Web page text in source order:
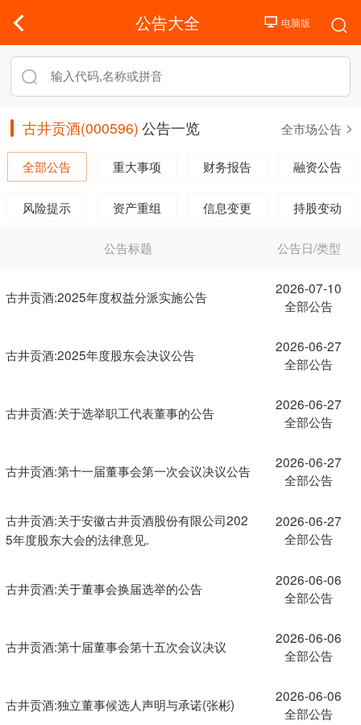
公告大全
古井贡酒(000596) 公告一览 全市场公告
全部公告 重大事项 财务报告 融资公告
风险提示 资产重组 信息变更 持股变动
公告标题 公告日/类型
古井贡酒:2025年度权益分派实施公告
2026-07-10
全部公告
古井贡酒:2025年度股东会决议公告
2026-06-27
全部公告
古井贡酒:关于选举职工代表董事的公告
2026-06-27
全部公告
古井贡酒:第十一届董事会第一次会议决议公告
2026-06-27
全部公告
古井贡酒:关于安徽古井贡酒股份有限公司202
5年度股东大会的法律意见.
2026-06-27
全部公告
古井贡酒:关于董事会换届选举的公告
2026-06-06
全部公告
古井贡酒:第十届董事会第十五次会议决议
2026-06-06
全部公告
古井贡酒:独立董事候选人声明与承诺(张彬)
2026-06-06
全部公告